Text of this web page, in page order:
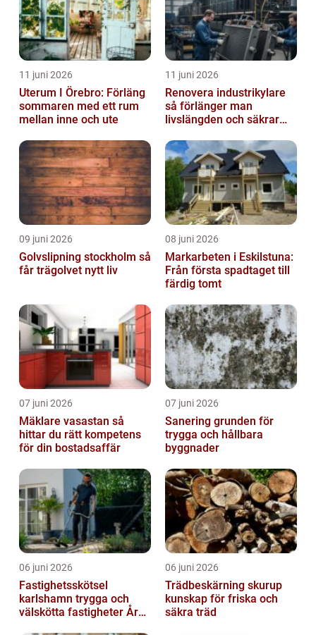
11 juni 2026
Uterum I Örebro: Förläng
sommaren med ett rum
mellan inne och ute
11 juni 2026
Renovera industrikylare
så förlänger man
livslängden och säkrar
09 juni 2026
Golvslipning stockholm så
får trägolvet nytt liv
08 juni 2026
Markarbeten i Eskilstuna:
Från första spadtaget till
färdig tomt
07 juni 2026
Mäklare vasastan så
hittar du rätt kompetens
för din bostadsaffär
07 juni 2026
Sanering grunden för
trygga och hållbara
byggnader
06 juni 2026
Fastighetsskötsel
karlshamn trygga och
välskötta fastigheter Året
06 juni 2026
Trädbeskärning skurup
kunskap för friska och
säkra träd